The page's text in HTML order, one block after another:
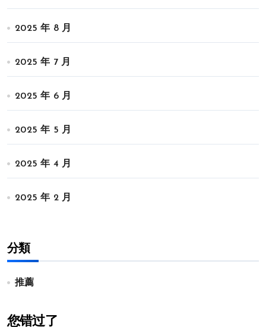
2025 年 8 月
2025 年 7 月
2025 年 6 月
2025 年 5 月
2025 年 4 月
2025 年 2 月
分類
推薦
您错过了